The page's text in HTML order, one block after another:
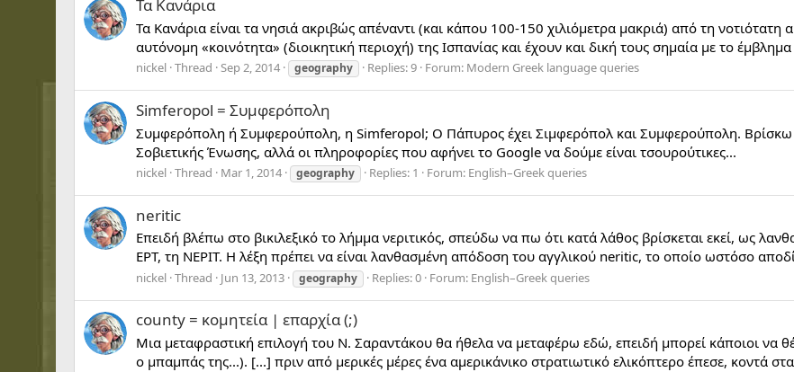
Τα Κανάρια
Τα Κανάρια είναι τα νησιά ακριβώς απέναντι (και κάπου 100-150 χιλιόμετρα μακριά) από τη
αυτόνομη «κοινότητα» (διοικητική περιοχή) της Ισπανίας και έχουν και δική τους σημαία με το
nickel Thread Sep 2, 2014 geography Replies: 9 Forum: Modern Greek language queries
Simferopol = Συμφερόπολη
Συμφερόπολη ή Συμφερούπολη, η Simferopol; Ο Πάπυρος έχει Σιμφερόπολ και Συμφερούπολη. Βρίσκω
Σοβιετικής Ένωσης, αλλά οι πληροφορίες που αφήνει το Google να δούμε είναι τσουρούτικες...
nickel Thread Mar 1, 2014 geography Replies: 1 Forum: English–Greek queries
neritic
Επειδή βλέπω στο βικιλεξικό το λήμμα νεριτικός, σπεύδω να πω ότι κατά λάθος βρίσκεται εκεί, ως
ΕΡΤ, τη ΝΕΡΙΤ. Η λέξη πρέπει να είναι λανθασμένη απόδοση του αγγλικού neritic, το οποίο ωστόσο
nickel Thread Jun 13, 2013 geography Replies: 0 Forum: English–Greek queries
county = κομητεία | επαρχία (;)
Μια μεταφραστική επιλογή του Ν. Σαραντάκου θα ήθελα να μεταφέρω εδώ, επειδή μπορεί κάποιοι να
ο μπαμπάς της...). [...] πριν από μερικές μέρες ένα αμερικάνικο στρατιωτικό ελικόπτερο έπεσε, κοντά